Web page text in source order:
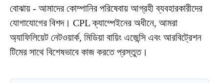
বোঝায় - আমাদের কোম্পানির পরিষেবায় আগ্রহী ব্যবহারকারীদের
যোগাযোগের বিশদ। CPL ক্যাম্পেইনের অধীনে, আমরা
অ্যাফিলিয়েট নেটওয়ার্ক, মিডিয়া বায়িং এজেন্সি এবং আরবিট্রেশন
টিমের সাথে বিশেষভাবে কাজ করতে প্রস্তুত।